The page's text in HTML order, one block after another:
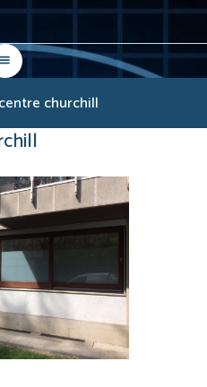
churchill